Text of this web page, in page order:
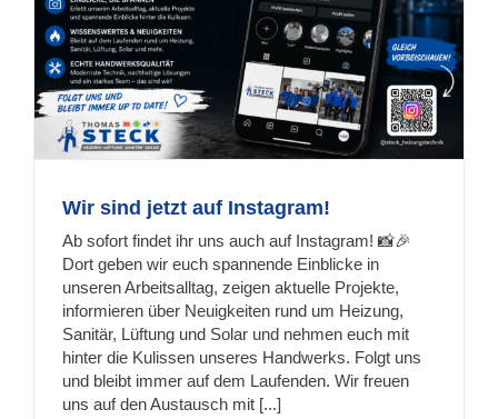
Wir sind jetzt auf Instagram!
Ab sofort findet ihr uns auch auf Instagram! 📸🎉
Dort geben wir euch spannende Einblicke in
unseren Arbeitsalltag, zeigen aktuelle Projekte,
informieren über Neuigkeiten rund um Heizung,
Sanitär, Lüftung und Solar und nehmen euch mit
hinter die Kulissen unseres Handwerks. Folgt uns
und bleibt immer auf dem Laufenden. Wir freuen
uns auf den Austausch mit [...]